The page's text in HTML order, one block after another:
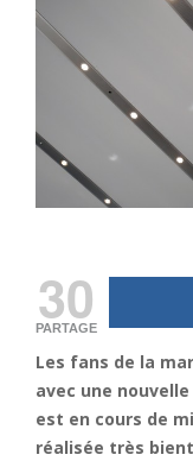
30
PARTAGE
Les fans de la
avec une
est en cours de
réalisée très